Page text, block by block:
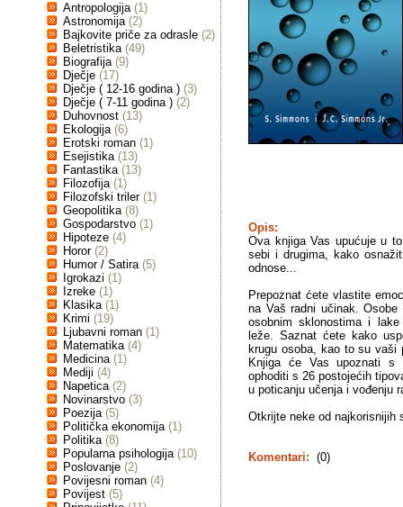
Antropologija (1)
Astronomija (2)
Bajkovite priče za odrasle (2)
Beletristika (49)
Biografija (9)
Dječje (17)
Dječje ( 12-16 godina ) (3)
Dječje ( 7-11 godina ) (2)
Duhovnost (13)
Ekologija (6)
Erotski roman (1)
Esejistika (13)
Fantastika (13)
Filozofija (1)
Filozofski triler (1)
Geopolitika (8)
Gospodarstvo (1)
Hipoteze (4)
Horor (2)
Humor / Satira (5)
Igrokazi (1)
Izreke (1)
Klasika (1)
Krimi (19)
Ljubavni roman (1)
Matematika (4)
Medicina (1)
Mediji (4)
Napetica (2)
Novinarstvo (3)
Poezija (5)
Politička ekonomija (1)
Politika (8)
Popularna psihologija (10)
Poslovanje (2)
Povijesni roman (4)
Povijest (5)
Opis:
Ova knjiga Vas upućuje u
sebi i drugima, kako
odnose...
Prepoznat ćete vlastite
na Vaš radni učinak.
osobnim sklonostima i
leže. Saznat ćete kako
krugu osoba, kao to su vaši
Knjiga će Vas upoznati s
ophoditi s 26 postojećih
u poticanju učenja i vođenju
Otkrijte neke od najkorisnijih
Komentari: (0)